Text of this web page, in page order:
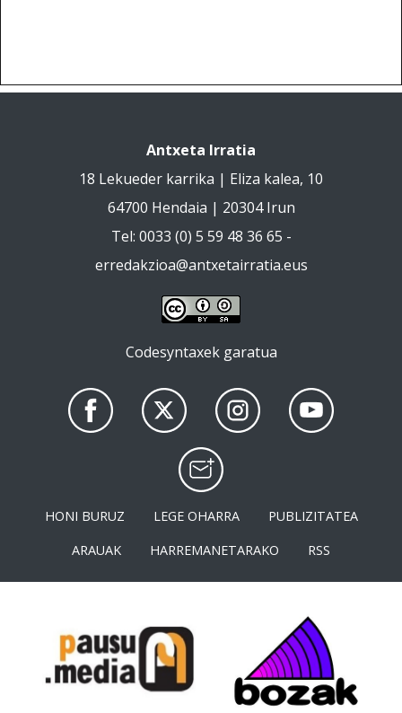
Antxeta Irratia
18 Lekueder karrika | Eliza kalea, 10
64700 Hendaia | 20304 Irun
Tel: 0033 (0) 5 59 48 36 65 -
erredakzioa@antxetairratia.eus
Codesyntaxek garatua
HONI BURUZ LEGE OHARRA
PUBLIZITATEA
ARAUAK
HARREMANETARAKO RSS